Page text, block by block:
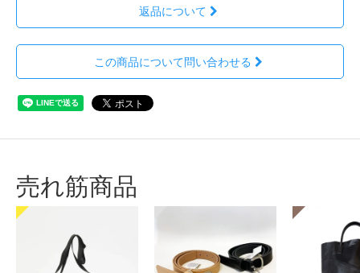
返品について
この商品について問い合わせる
売れ筋商品